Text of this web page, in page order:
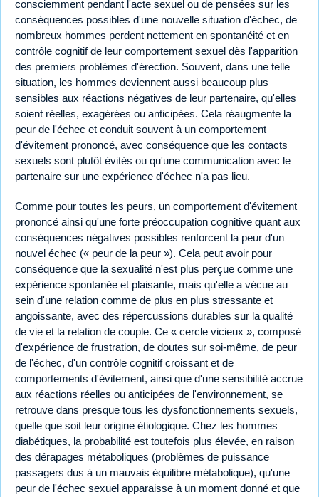
consciemment pendant l'acte sexuel ou de pensées sur les
conséquences possibles d'une nouvelle situation d'échec, de
nombreux hommes perdent nettement en spontanéité et en
contrôle cognitif de leur comportement sexuel dès l'apparition
des premiers problèmes d'érection. Souvent, dans une telle
situation, les hommes deviennent aussi beaucoup plus
sensibles aux réactions négatives de leur partenaire, qu'elles
soient réelles, exagérées ou anticipées. Cela réaugmente la
peur de l'échec et conduit souvent à un comportement
d'évitement prononcé, avec conséquence que les contacts
sexuels sont plutôt évités ou qu'une communication avec le
partenaire sur une expérience d'échec n'a pas lieu.
Comme pour toutes les peurs, un comportement d'évitement
prononcé ainsi qu'une forte préoccupation cognitive quant aux
conséquences négatives possibles renforcent la peur d'un
nouvel échec (« peur de la peur »). Cela peut avoir pour
conséquence que la sexualité n'est plus perçue comme une
expérience spontanée et plaisante, mais qu'elle a vécue au
sein d'une relation comme de plus en plus stressante et
angoissante, avec des répercussions durables sur la qualité
de vie et la relation de couple. Ce « cercle vicieux », composé
d'expérience de frustration, de doutes sur soi-même, de peur
de l'échec, d'un contrôle cognitif croissant et de
comportements d'évitement, ainsi que d'une sensibilité accrue
aux réactions réelles ou anticipées de l'environnement, se
retrouve dans presque tous les dysfonctionnements sexuels,
quelle que soit leur origine étiologique. Chez les hommes
diabétiques, la probabilité est toutefois plus élevée, en raison
des dérapages métaboliques (problèmes de puissance
passagers dus à un mauvais équilibre métabolique), qu'une
peur de l'échec sexuel apparaisse à un moment donné et que